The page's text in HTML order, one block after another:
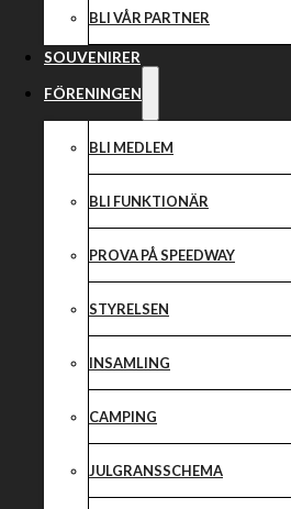
BLI VÅR PARTNER
SOUVENIRER
FÖRENINGEN
BLI MEDLEM
BLI FUNKTIONÄR
PROVA PÅ SPEEDWAY
STYRELSEN
INSAMLING
CAMPING
JULGRANSSCHEMA